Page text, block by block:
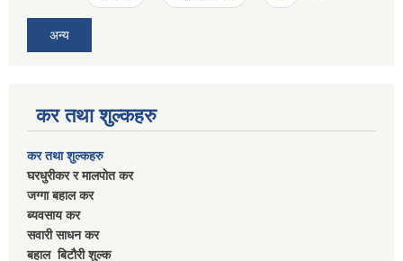
अन्य
कर तथा शुल्कहरु
कर तथा शुल्कहरु
घरधुरीकर र मालपाेत कर
जग्गा बहाल कर
ब्यवसाय कर
सवारी साधन कर
बहाल बिटाैरी शुल्क